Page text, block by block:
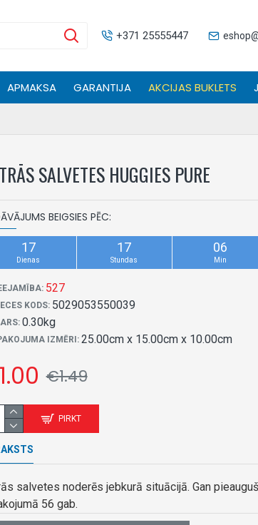
+371 25555447
APMAKSA GARANTIJA AKCIJAS BUKLETS
SALVETES HUGGIES PURE
527
KODS: 5029053550039
0.30kg
IZMĒRI: 25.00cm x 15.00cm x 10.00cm
BEIGSIES PĒC:
17
Dienas
17
Stundas
06
Min
€1.49
PIRKT
salvetes noderēs jebkurā situācijā. Gan
56 gab.